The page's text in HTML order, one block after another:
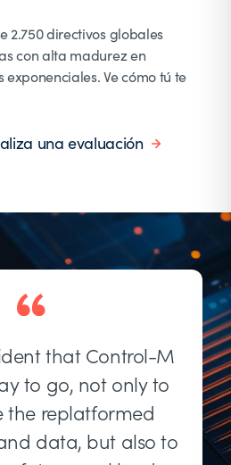
2.750 directivos globales
con alta madurez en
Ve cómo tú te
una evaluación
that Control-M
to go, not only to
the replatformed
data, but also to